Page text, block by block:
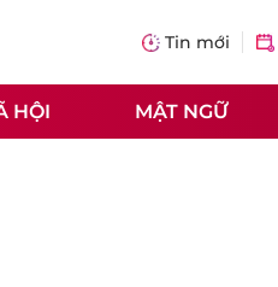
Tin mới
HỘI MẬT NGỮ